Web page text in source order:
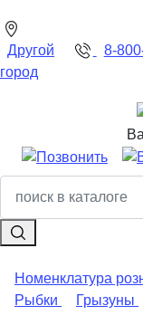
Другой
город
8-
Номенклатура
Рыбки
Грызуны